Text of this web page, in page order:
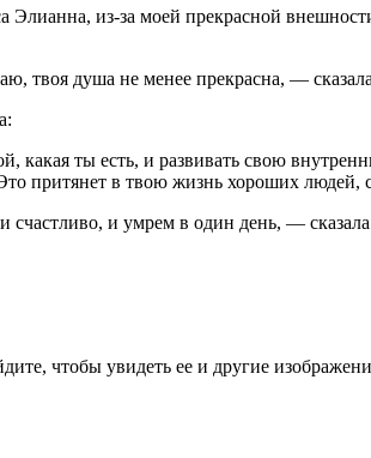
из-за моей прекрасной
твоя душа не менее прекрасна, —
какая ты есть, и развивать свою
притянет в твою жизнь хороших
и умрем в один день, — сказала
чтобы увидеть ее и другие